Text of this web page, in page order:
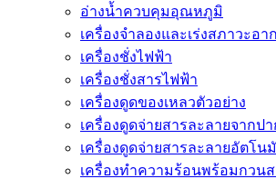
อ่างน้ำควบคุมอุณหภูมิ
เครื่องจำลองและเร่งสภาวะอา
เครื่องชั่งไฟฟ้า
เครื่องชั่งสารไฟฟ้า
เครื่องดูดของเหลวตัวอย่าง
เครื่องดูดจ่ายสารละลายจากป
เครื่องดูดจ่ายสารละลายอัตโน
เครื่องทำความร้อนพร้อมกวน